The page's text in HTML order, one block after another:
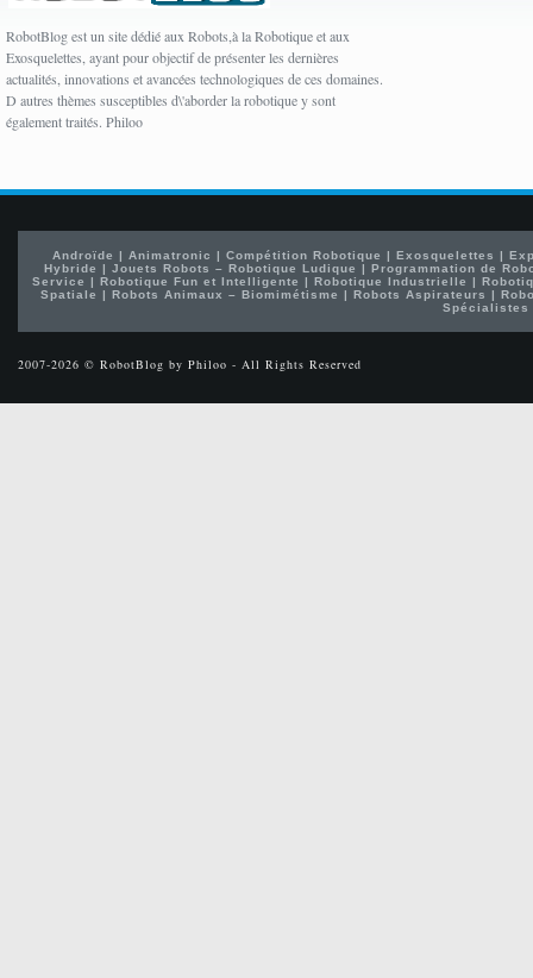
RobotBlog est un site dédié aux Robots,à la Robotique et aux
Exosquelettes, ayant pour objectif de présenter les dernières
actualités, innovations et avancées technologiques de ces domaines.
D autres thèmes susceptibles d\'aborder la robotique y sont
également traités. Philoo
Androïde | Animatronic | Compétition Robotique | Exosquelettes |
Hybride |Jouets Robots – Robotique Ludique |Programmation de
Service | Robotique Fun et Intelligente | Robotique Industrielle |
Spatiale | Robots Animaux – Biomimétisme | Robots Aspirateurs |
Spécialistes
2007-2026 © RobotBlog by Philoo - All Rights Reserved